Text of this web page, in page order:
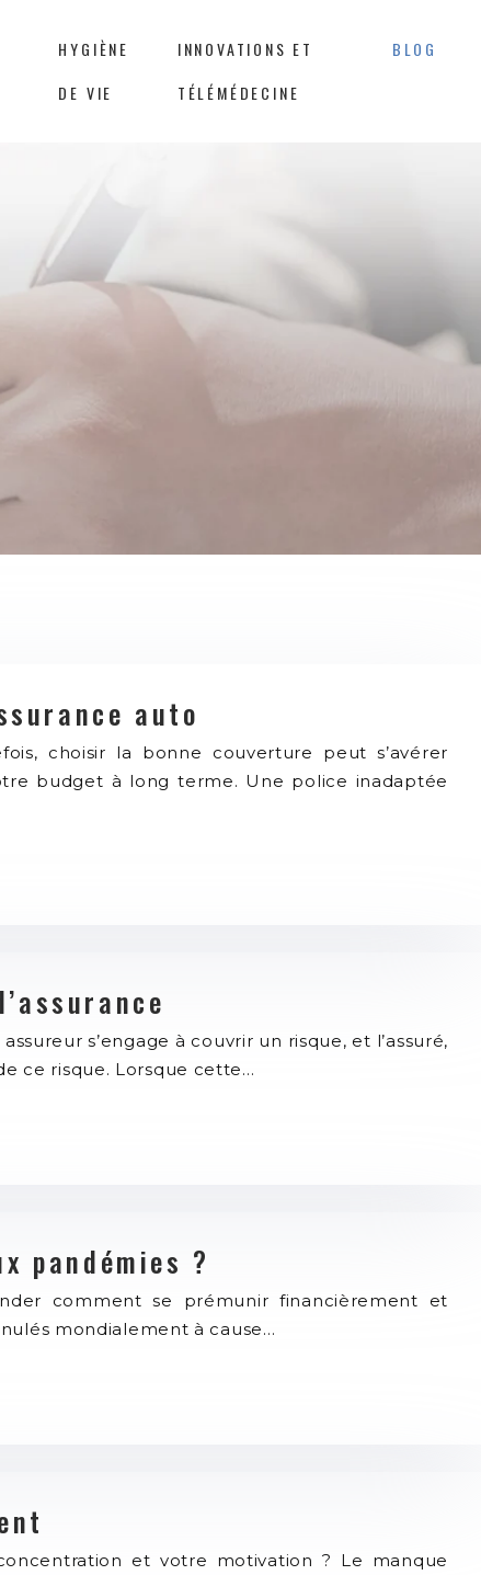
HYGIÈNE
DE VIE
INNOVATIONS ET
TÉLÉMÉDECINE
BLOG
auto
choisir la bonne couverture peut s’avérer
budget à long terme. Une police inadaptée
s’engage à couvrir un risque, et l’assuré,
ce risque. Lorsque cette…
pandémies ?
comment se prémunir financièrement et
mondialement à cause…
et votre motivation ? Le manque